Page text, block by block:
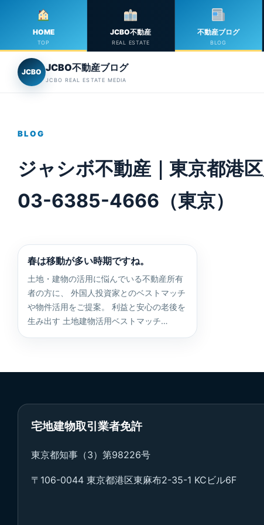
HOME
TOP
JCBO不動産
REAL ESTATE
不動産ブログ
BLOG
JCBO JCBO不動産ブログ
JCBO REAL ESTATE MEDIA
BLOG
ジャシボ不動産｜東京都港
03-6385-4666（東京）
春は移動が多い時期ですね。
土地・建物の活用に悩んでいる不動産所有
者の方に、 外国人投資家とのベストマッチ
や物件活用をご提案。 利益と安心の老後を
生み出す 土地建物活用ベストマッチ…
宅地建物取引業者免許
東京都知事（3）第98226号
〒106-0044 東京都港区東麻布2-35-1 KCビル6F